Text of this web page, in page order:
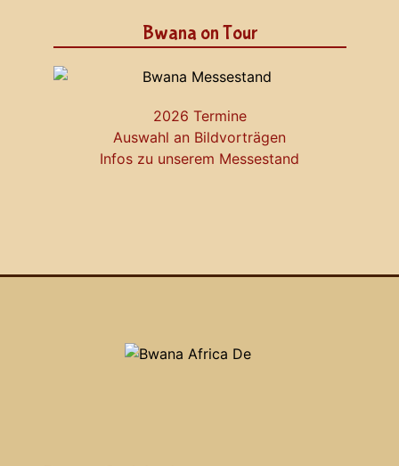
Bwana on Tour
2026 Termine
Auswahl an Bildvorträgen
Infos zu unserem Messestand